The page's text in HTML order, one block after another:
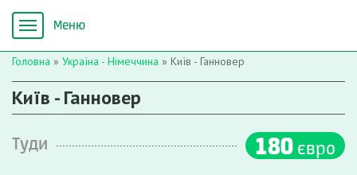
Головна » Україна - Німеччина » Київ - Ганновер
Київ - Ганновер
Туди 180 євро